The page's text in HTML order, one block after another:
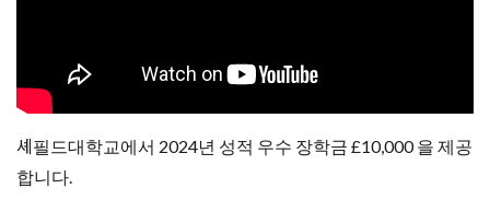
셰필드대학교에서 2024년 성적 우수 장학금 £10,000 을 제공
합니다.